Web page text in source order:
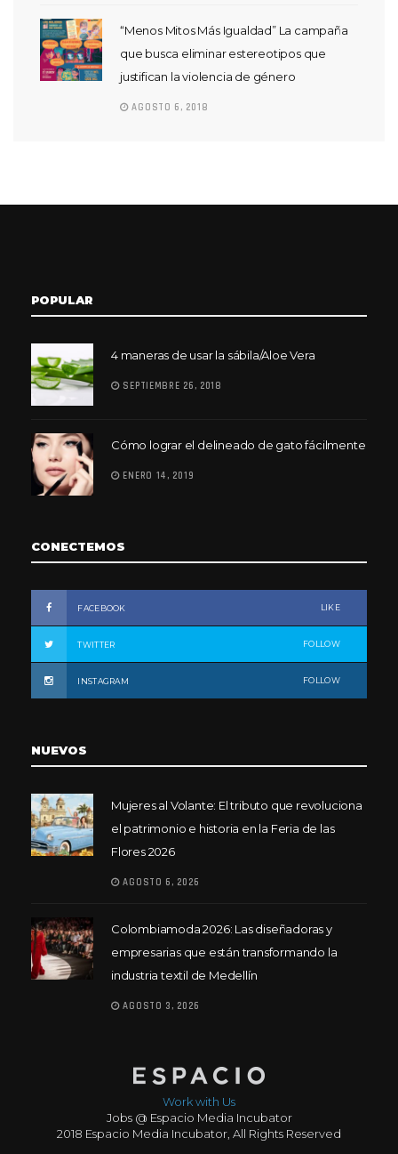
“Menos Mitos Más Igualdad” La campaña
que busca eliminar estereotipos que
justifican la violencia de género
AGOSTO 6, 2018
POPULAR
4 maneras de usar la sábila/Aloe Vera
SEPTIEMBRE 26, 2018
Cómo lograr el delineado de gato fácilmente
ENERO 14, 2019
CONECTEMOS
FACEBOOK LIKE
TWITTER FOLLOW
INSTAGRAM FOLLOW
NUEVOS
Mujeres al Volante: El tributo que revoluciona
el patrimonio e historia en la Feria de las
Flores 2026
AGOSTO 6, 2026
Colombiamoda 2026: Las diseñadoras y
empresarias que están transformando la
industria textil de Medellín
AGOSTO 3, 2026
Work with Us
Jobs @ Espacio Media Incubator
2018 Espacio Media Incubator, All Rights Reserved